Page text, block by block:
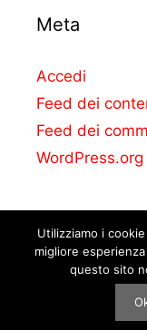
Meta
Accedi
Feed dei
Feed dei
WordPress.org
© La casa delle
Utilizziamo i
migliore
questo sito